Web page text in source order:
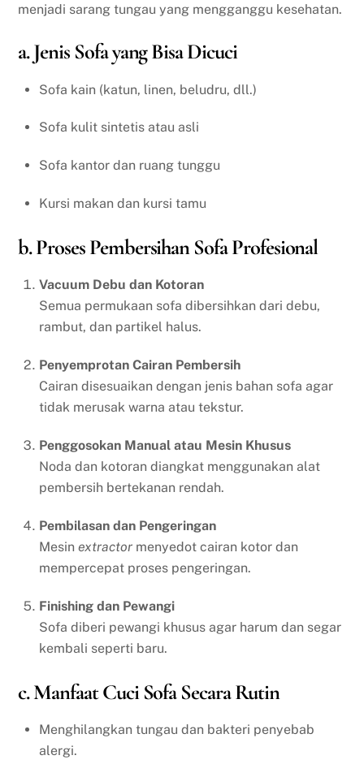
menjadi sarang tungau yang mengganggu kesehatan.
a. Jenis Sofa yang Bisa Dicuci
Sofa kain (katun, linen, beludru, dll.)
Sofa kulit sintetis atau asli
Sofa kantor dan ruang tunggu
Kursi makan dan kursi tamu
b. Proses Pembersihan Sofa Profesional
Vacuum Debu dan Kotoran
Semua permukaan sofa dibersihkan dari debu,
rambut, dan partikel halus.
Penyemprotan Cairan Pembersih
Cairan disesuaikan dengan jenis bahan sofa agar
tidak merusak warna atau tekstur.
Penggosokan Manual atau Mesin Khusus
Noda dan kotoran diangkat menggunakan alat
pembersih bertekanan rendah.
Pembilasan dan Pengeringan
Mesin extractor menyedot cairan kotor dan
mempercepat proses pengeringan.
Finishing dan Pewangi
Sofa diberi pewangi khusus agar harum dan segar
kembali seperti baru.
c. Manfaat Cuci Sofa Secara Rutin
Menghilangkan tungau dan bakteri penyebab
alergi.